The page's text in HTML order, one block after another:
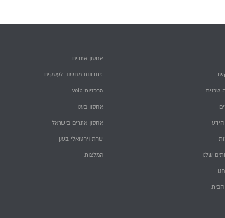
אחסון אתרים
פתרונות מחשוב לעסקים
מרכזיות voip
אחסון בענן
אחסון אתרים בישראל
שרת וירטואלי בענן
המלצות
טכנית
שלנו
הבית